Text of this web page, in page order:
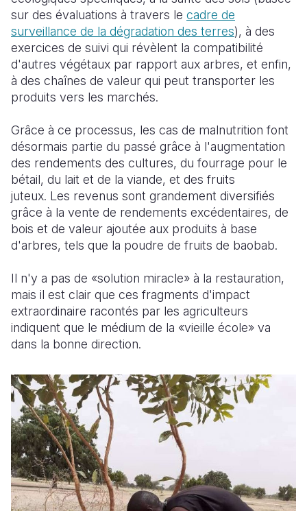
sur des évaluations à travers le cadre de
surveillance de la dégradation des terres), à des
exercices de suivi qui révèlent la compatibilité
d'autres végétaux par rapport aux arbres, et enfin,
à des chaînes de valeur qui peut transporter les
produits vers les marchés.
Grâce à ce processus, les cas de malnutrition font
désormais partie du passé grâce à l'augmentation
des rendements des cultures, du fourrage pour le
bétail, du lait et de la viande, et des fruits
juteux. Les revenus sont grandement diversifiés
grâce à la vente de rendements excédentaires, de
bois et de valeur ajoutée aux produits à base
d'arbres, tels que la poudre de fruits de baobab.
Il n'y a pas de «solution miracle» à la restauration,
mais il est clair que ces fragments d'impact
extraordinaire racontés par les agriculteurs
indiquent que le médium de la «vieille école» va
dans la bonne direction.